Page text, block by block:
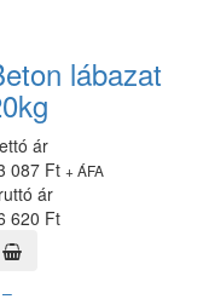
lábazat
ár
087 Ft+ ÁFA
ár
620 Ft
–